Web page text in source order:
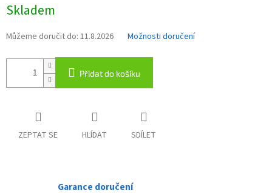
cena:
Skladem
Můžeme doručit do: 11.8.2026 Možnosti doručení
Přidat do košíku
ZEPTAT SE HLÍDAT SDÍLET
Garance doručení